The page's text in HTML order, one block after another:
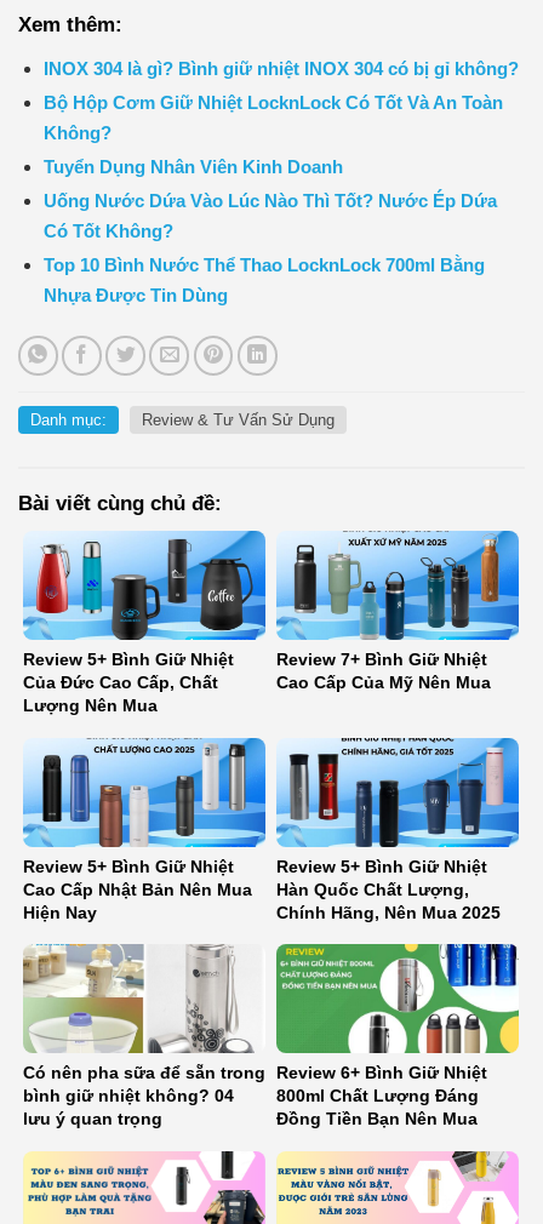
Xem thêm:
INOX 304 là gì? Bình giữ nhiệt INOX 304 có bị gỉ không?
Bộ Hộp Cơm Giữ Nhiệt LocknLock Có Tốt Và An Toàn
Không?
Tuyển Dụng Nhân Viên Kinh Doanh
Uống Nước Dứa Vào Lúc Nào Thì Tốt? Nước Ép Dứa
Có Tốt Không?
Top 10 Bình Nước Thể Thao LocknLock 700ml Bằng
Nhựa Được Tin Dùng
Danh mục: Review & Tư Vấn Sử Dụng
Bài viết cùng chủ đề:
Review 5+ Bình Giữ Nhiệt
Của Đức Cao Cấp, Chất
Lượng Nên Mua
Review 7+ Bình Giữ Nhiệt
Cao Cấp Của Mỹ Nên Mua
Review 5+ Bình Giữ Nhiệt
Cao Cấp Nhật Bản Nên Mua
Hiện Nay
Review 5+ Bình Giữ Nhiệt
Hàn Quốc Chất Lượng,
Chính Hãng, Nên Mua 2025
Có nên pha sữa để sẵn trong
bình giữ nhiệt không? 04
lưu ý quan trọng
Review 6+ Bình Giữ Nhiệt
800ml Chất Lượng Đáng
Đồng Tiền Bạn Nên Mua